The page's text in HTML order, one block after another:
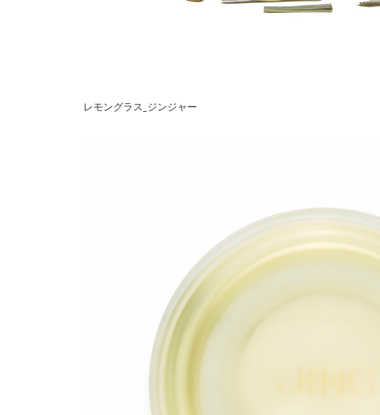
レモングラス_ジンジャー